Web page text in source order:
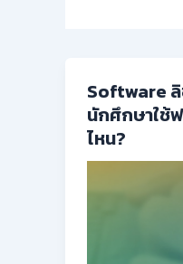
Software
นักศึกษาใช้
ไหน?